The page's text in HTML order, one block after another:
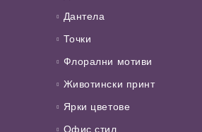
Дантела
Точки
Флорални мотиви
Животински принт
Ярки цветове
Офис стил